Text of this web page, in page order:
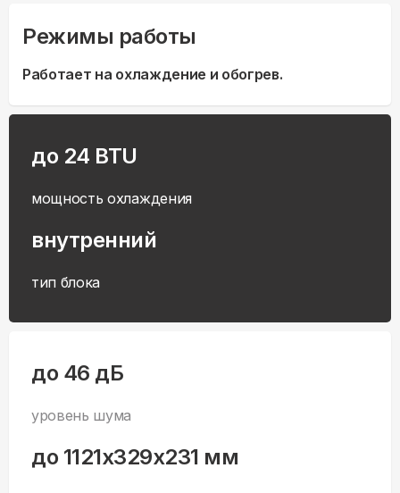
Режимы работы
Работает на охлаждение и обогрев.
до 24 BTU
мощность охлаждения
внутренний
тип блока
до 46 дБ
уровень шума
до 1121x329x231 мм